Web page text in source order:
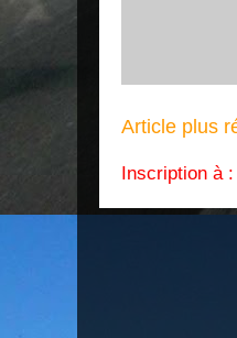
Article plus
Inscription à :